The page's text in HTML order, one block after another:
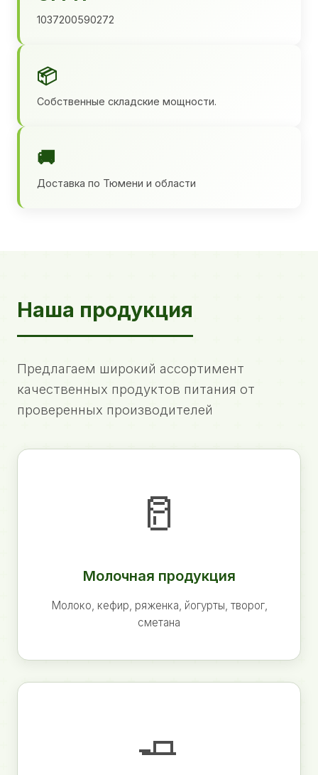
1037200590272
📦
Собственные складские мощности.
🚚
Доставка по Тюмени и области
Наша продукция
Предлагаем широкий ассортимент
качественных продуктов питания от
проверенных производителей
🥛
Молочная продукция
Молоко, кефир, ряженка, йогурты, творог,
сметана
🧈